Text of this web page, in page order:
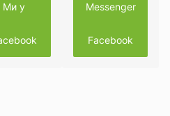
Ми у Messenger
Facebook